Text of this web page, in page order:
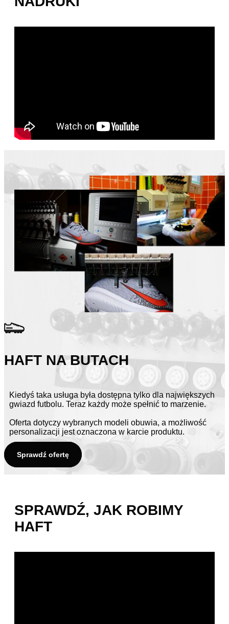
HAFT NA BUTACH
Kiedyś taka usługa była dostępna tylko dla największych
gwiazd futbolu. Teraz każdy może spełnić to marzenie.
Oferta dotyczy wybranych modeli obuwia, a możliwość
personalizacji jest oznaczona w karcie produktu.
Sprawdź ofertę
SPRAWDŹ, JAK ROBIMY
HAFT